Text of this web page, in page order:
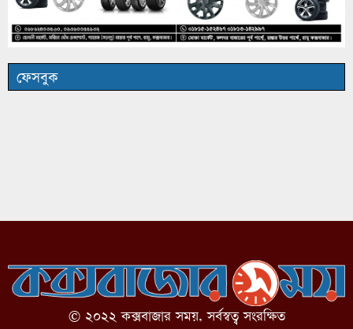
ফেসবুক
© ২০২২ কক্সবাজার সময়, সর্বস্বত্ব সংরক্ষিত